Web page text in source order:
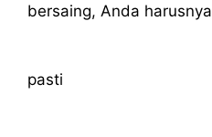
bersaing, Anda harusnya
pasti